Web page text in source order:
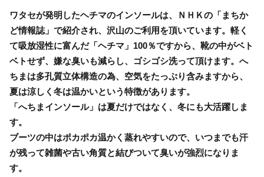
ワタセが発明したヘチマのインソールは、ＮＨＫの「まちか
ど情報誌」で紹介され、沢山のご利用を頂いています。軽く
て吸放湿性に富んだ「ヘチマ」100％ですから、靴の中がベト
ベトせず、嫌な臭いも減らし、ゴシゴシ洗って頂けます。へ
ちまは多孔質立体構造の為、空気をたっぷり含みますから、
夏は涼しく冬は温かいという特徴があります。
「へちまインソール」は夏だけではなく、冬にも大活躍しま
す。
ブーツの中はポカポカ温かく蒸れやすいので、いつまでも汗
が残って雑菌や古い角質と結びついて臭いが強烈になりま
す。